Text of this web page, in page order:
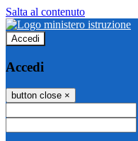
Salta al contenuto
Accedi
Accedi
button close ×